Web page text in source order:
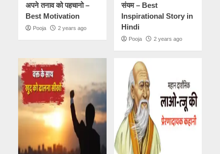
अपने तनाव को पहचानो –
Best Motivation
Pooja 2 years ago
संयम – Best
Inspirational Story in
Hindi
Pooja 2 years ago